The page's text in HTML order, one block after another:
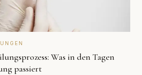
Was in den Tagen
passiert